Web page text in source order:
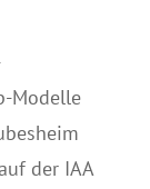
Modelle
der IAA